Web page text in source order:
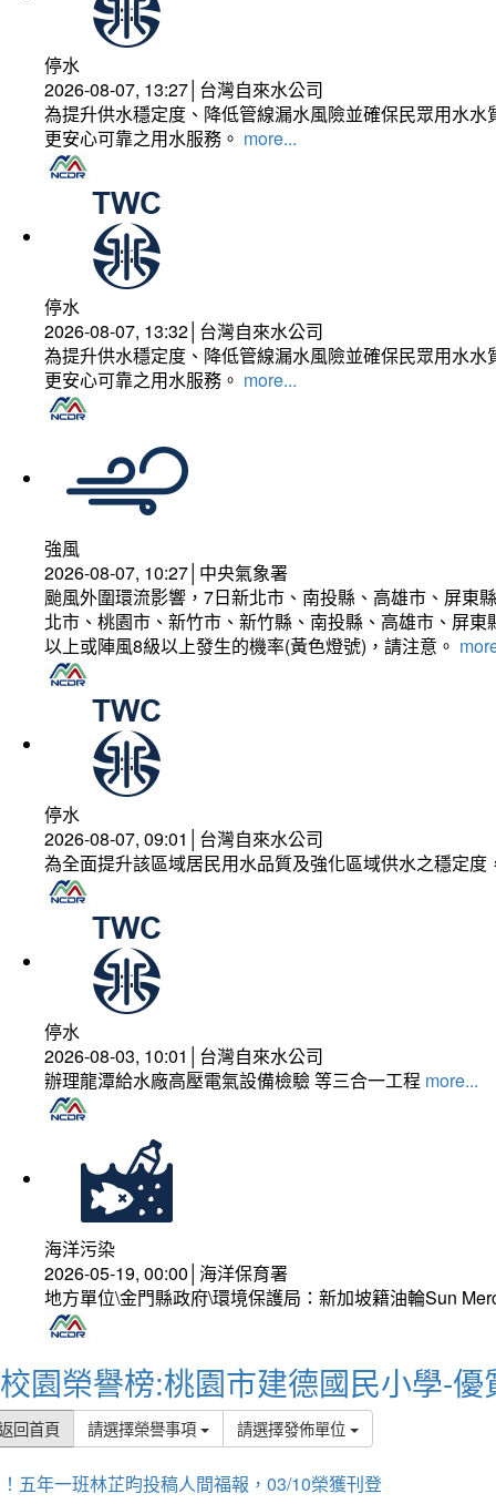
停水
2026-08-07, 13:27│台灣自來水公司
為提升供水穩定度、降低管線漏水風險並確保民眾用水
更安心可靠之用水服務。 more...
停水
2026-08-07, 13:32│台灣自來水公司
為提升供水穩定度、降低管線漏水風險並確保民眾用水
更安心可靠之用水服務。 more...
強風
2026-08-07, 10:27│中央氣象署
颱風外圍環流影響，7日新北市、南投縣、高雄市、屏東
北市、桃園市、新竹市、新竹縣、南投縣、高雄市、屏
以上或陣風8級以上發生的機率(黃色燈號)，請注意。
停水
2026-08-07, 09:01│台灣自來水公司
為全面提升該區域居民用水品質及強化區域供水之穩定
停水
2026-08-03, 10:01│台灣自來水公司
辦理龍潭給水廠高壓電氣設備檢驗 等三合一工程 more...
海洋污染
2026-05-19, 00:00│海洋保育署
地方單位\金門縣政府\環境保護局：新加坡籍油輪Sun
校園榮譽榜:桃園市建德國民小學-優
回首頁 請選擇榮譽事項 請選擇發佈單位
五年一班林芷昀投稿人間福報，03/10榮獲刊登